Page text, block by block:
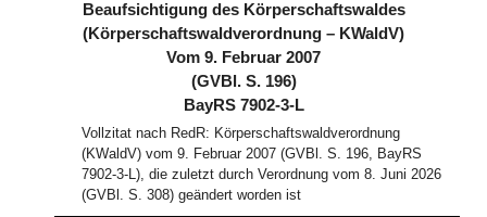
Beaufsichtigung des Körperschaftswaldes
(Körperschaftswaldverordnung – KWaldV)
Vom 9. Februar 2007
(GVBl. S. 196)
BayRS 7902-3-L
Vollzitat nach RedR: Körperschaftswaldverordnung
(KWaldV) vom 9. Februar 2007 (GVBl. S. 196, BayRS
7902-3-L), die zuletzt durch Verordnung vom 8. Juni 2026
(GVBl. S. 308) geändert worden ist